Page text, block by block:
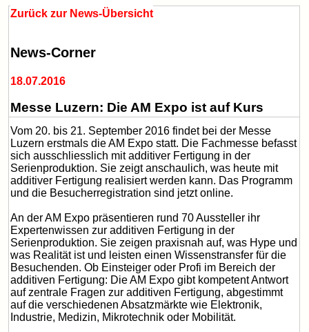
Zurück zur News-Übersicht
News-Corner
18.07.2016
Messe Luzern: Die AM Expo ist auf Kurs
Vom 20. bis 21. September 2016 findet bei der Messe
Luzern erstmals die AM Expo statt. Die Fachmesse befasst
sich ausschliesslich mit additiver Fertigung in der
Serienproduktion. Sie zeigt anschaulich, was heute mit
additiver Fertigung realisiert werden kann. Das Programm
und die Besucherregistration sind jetzt online.
An der AM Expo präsentieren rund 70 Aussteller ihr
Expertenwissen zur additiven Fertigung in der
Serienproduktion. Sie zeigen praxisnah auf, was Hype und
was Realität ist und leisten einen Wissenstransfer für die
Besuchenden. Ob Einsteiger oder Profi im Bereich der
additiven Fertigung: Die AM Expo gibt kompetent Antwort
auf zentrale Fragen zur additiven Fertigung, abgestimmt
auf die verschiedenen Absatzmärkte wie Elektronik,
Industrie, Medizin, Mikrotechnik oder Mobilität.